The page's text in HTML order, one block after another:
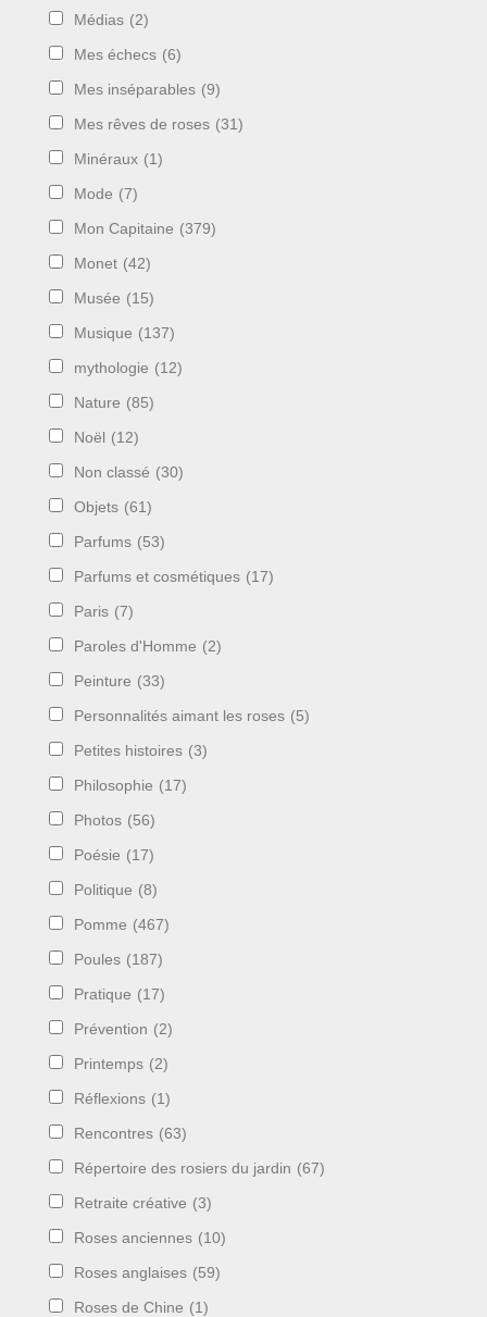
Médias (2)
Mes échecs (6)
Mes inséparables (9)
Mes rêves de roses (31)
Minéraux (1)
Mode (7)
Mon Capitaine (379)
Monet (42)
Musée (15)
Musique (137)
mythologie (12)
Nature (85)
Noël (12)
Non classé (30)
Objets (61)
Parfums (53)
Parfums et cosmétiques (17)
Paris (7)
Paroles d'Homme (2)
Peinture (33)
Personnalités aimant les roses (5)
Petites histoires (3)
Philosophie (17)
Photos (56)
Poésie (17)
Politique (8)
Pomme (467)
Poules (187)
Pratique (17)
Prévention (2)
Printemps (2)
Réflexions (1)
Rencontres (63)
Répertoire des rosiers du jardin (67)
Retraite créative (3)
Roses anciennes (10)
Roses anglaises (59)
Roses de Chine (1)